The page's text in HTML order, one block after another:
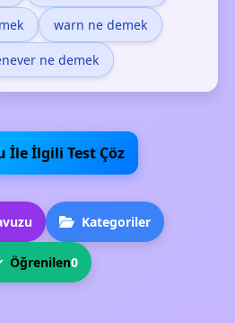
warn ne demek
ne demek
İle İlgili Test Çöz
Kategoriler
Öğrenilen0